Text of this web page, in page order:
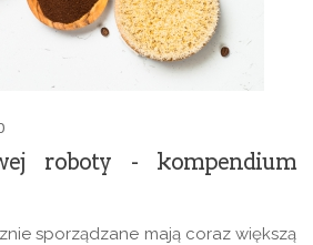
roboty - kompendium
sporządzane mają coraz większą